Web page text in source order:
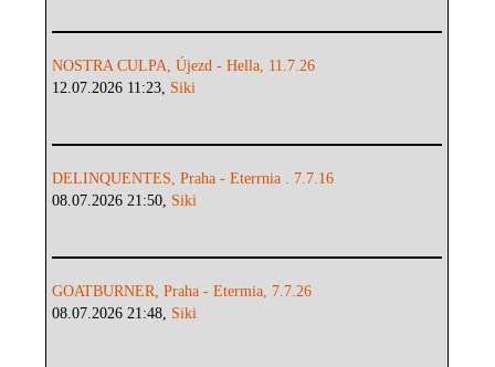
NOSTRA CULPA, Újezd - Hella, 11.7.26
12.07.2026 11:23, Siki
DELINQUENTES, Praha - Eterrnia . 7.7.16
08.07.2026 21:50, Siki
GOATBURNER, Praha - Etermia, 7.7.26
08.07.2026 21:48, Siki